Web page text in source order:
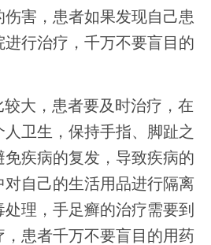
害，患者如果发现自己患
行治疗，千万不要盲目的
大，患者要及时治疗，在
卫生，保持手指、脚趾之
疾病的复发，导致疾病的
自己的生活用品进行隔离
理，手足癣的治疗需要到
患者千万不要盲目的用药